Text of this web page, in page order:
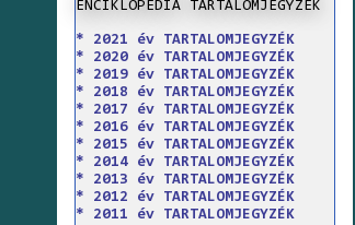
ENCIKLOPÉDIA TARTALOMJEGYZÉK
* 2021 év TARTALOMJEGYZÉK
* 2020 év TARTALOMJEGYZÉK
* 2019 év TARTALOMJEGYZÉK
* 2018 év TARTALOMJEGYZÉK
* 2017 év TARTALOMJEGYZÉK
* 2016 év TARTALOMJEGYZÉK
* 2015 év TARTALOMJEGYZÉK
* 2014 év TARTALOMJEGYZÉK
* 2013 év TARTALOMJEGYZÉK
* 2012 év TARTALOMJEGYZÉK
* 2011 év TARTALOMJEGYZÉK